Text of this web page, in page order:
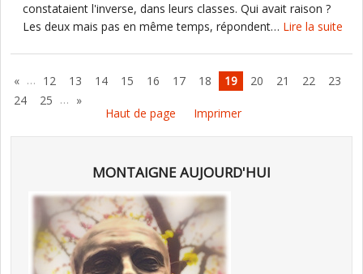
constataient l'inverse, dans leurs classes. Qui avait raison ?
Les deux mais pas en même temps, répondent… Lire la suite
« … 12 13 14 15 16 17 18 19 20 21 22
23
24
25 … »
Haut de page
Imprimer
MONTAIGNE AUJOURD'HUI